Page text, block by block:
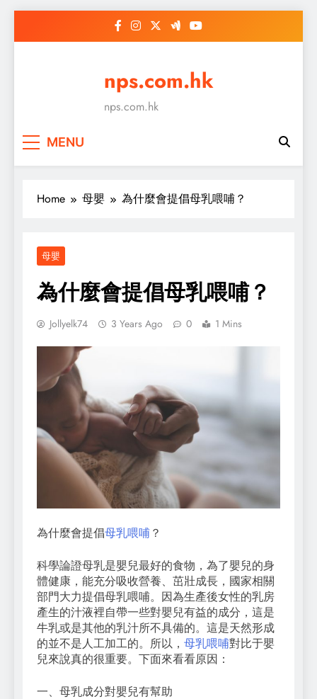
nps.com.hk
nps.com.hk
MENU
Home 母嬰 為什麼會提倡母乳喂哺？
母嬰
為什麼會提倡母乳喂哺？
Jollyelk74 3 Years Ago 0 1 Mins
為什麼會提倡母乳喂哺？
科學論證母乳是嬰兒最好的食物，為了嬰兒的身
體健康，能充分吸收營養、茁壯成長，國家相關
部門大力提倡母乳喂哺。因為生產後女性的乳房
產生的汁液裡自帶一些對嬰兒有益的成分，這是
牛乳或是其他的乳汁所不具備的。這是天然形成
的並不是人工加工的。所以， 母乳喂哺對比于嬰
兒來說真的很重要。下面來看看原因：
一、母乳成分對嬰兒有幫助